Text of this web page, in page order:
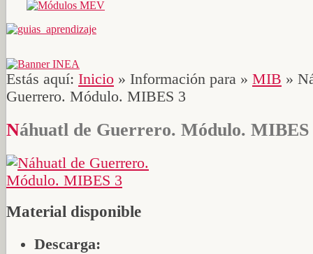
Estás aquí: Inicio » Información para » MIB »
Guerrero. Módulo. MIBES 3
Náhuatl de Guerrero. Módulo. MIBES
Material disponible
Descarga: